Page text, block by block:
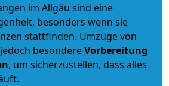
im Allgäu sind eine
besonders wenn sie
stattfinden. Umzüge von
besondereVorbereitung
, um sicherzustellen, dass alles